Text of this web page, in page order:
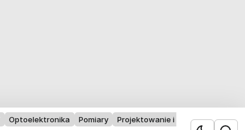
Optoelektronika Pomiary Projektowanie i badania